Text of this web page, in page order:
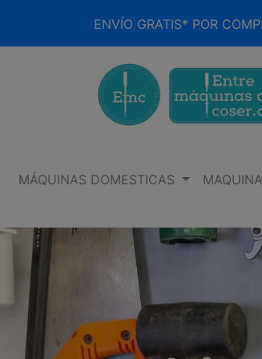
ENVÍO GRATIS* POR
MÁQUINAS DOMESTICAS